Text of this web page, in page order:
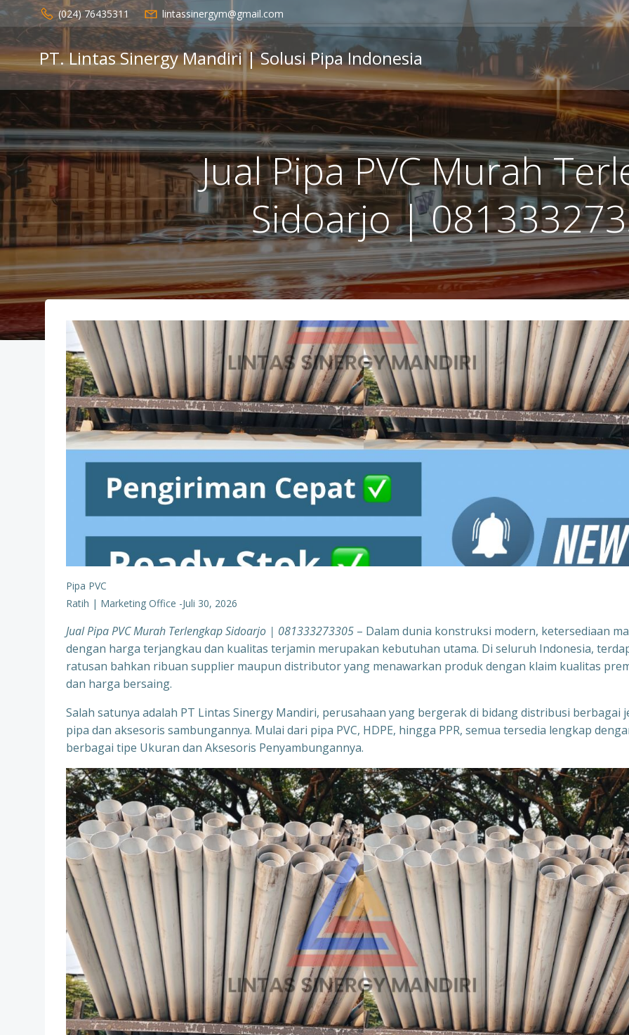
Skip
to
content
(024) 76435311 lintassinergym@gmail.com
PT. Lintas Sinergy Mandiri | Solusi Pipa Indonesia
Jual Pipa PVC Murah
Sidoarjo |
Pipa PVC
Ratih | Marketing Office -Juli 30, 2026
Jual Pipa PVC Murah Terlengkap Sidoarjo | 081333273305 – Dalam dunia konstruksi modern, ketersediaan
dengan harga terjangkau dan kualitas terjamin merupakan kebutuhan utama. Di seluruh Indonesia,
ratusan bahkan ribuan supplier maupun distributor yang menawarkan produk dengan klaim kualitas
dan harga bersaing.
Salah satunya adalah PT Lintas Sinergy Mandiri, perusahaan yang bergerak di bidang distribusi berbagai
pipa dan aksesoris sambungannya. Mulai dari pipa PVC, HDPE, hingga PPR, semua tersedia lengkap
berbagai tipe Ukuran dan Aksesoris Penyambungannya.